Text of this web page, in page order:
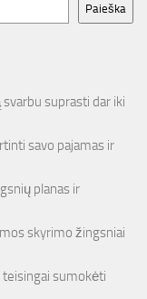
Paieška
suprasti dar iki
savo pajamas ir
planas ir
skyrimo žingsniai
teisingai sumokėti